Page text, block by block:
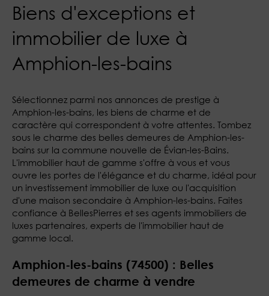
Biens d'exceptions et
immobilier de luxe à
Amphion-les-bains
Sélectionnez parmi nos annonces de prestige à
Amphion-les-bains, les biens de charme et de
caractère qui correspondent à votre attentes. Tombez
sous le charme des belles demeures de Amphion-les-
bains sur la commune nouvelle de Évian-les-Bains.
L'immobilier haut de gamme s'offre à vous et vous
ouvre les portes de l'élégance et du charme, idéal pour
un investissement immobilier de luxe ou l'acquisition
d'une maison secondaire à Amphion-les-bains. Faites
confiance à BellesPierres et ses agents immobiliers de
luxes partenaires, experts de l'immobilier haut de
gamme local.
Amphion-les-bains (74500) : Belles
demeures de charme à vendre